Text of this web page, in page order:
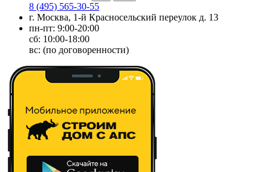
8 (495) 565-30-55
г. Москва, 1-й Красносельский переулок д. 13
пн-пт: 9:00-20:00
сб: 10:00-18:00
вс: (по договоренности)